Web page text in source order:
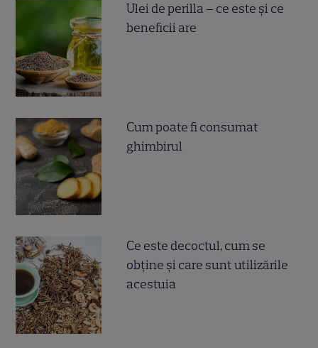
Ulei de perilla – ce este și ce
beneficii are
Cum poate fi consumat
ghimbirul
Ce este decoctul, cum se
obţine şi care sunt utilizările
acestuia